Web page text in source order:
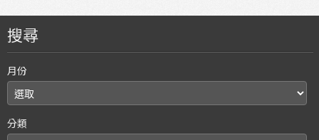
搜尋
月份
分類